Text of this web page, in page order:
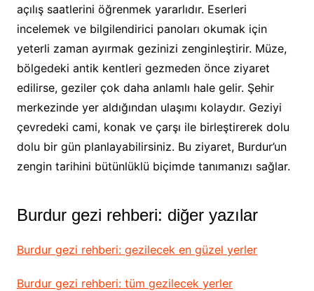
açılış saatlerini öğrenmek yararlıdır. Eserleri
incelemek ve bilgilendirici panoları okumak için
yeterli zaman ayırmak gezinizi zenginleştirir. Müze,
bölgedeki antik kentleri gezmeden önce ziyaret
edilirse, geziler çok daha anlamlı hale gelir. Şehir
merkezinde yer aldığından ulaşımı kolaydır. Geziyi
çevredeki cami, konak ve çarşı ile birleştirerek dolu
dolu bir gün planlayabilirsiniz. Bu ziyaret, Burdur’un
zengin tarihini bütünlüklü biçimde tanımanızı sağlar.
Burdur gezi rehberi: diğer yazılar
Burdur gezi rehberi: gezilecek en güzel yerler
Burdur gezi rehberi: tüm gezilecek yerler